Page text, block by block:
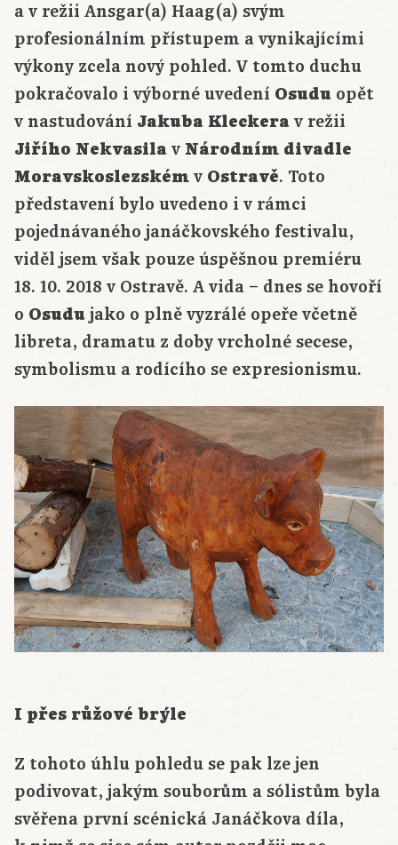
a v režii Ansgar(a) Haag(a) svým
profesionálním přístupem a vynikajícími
výkony zcela nový pohled. V tomto duchu
pokračovalo i výborné uvedení Osudu opět
v nastudování Jakuba Kleckerav režii
Jiřího Nekvasilav Národním divadle
Moravskoslezskémv Ostravě. Toto
představení bylo uvedeno i v rámci
pojednávaného janáčkovského festivalu,
viděl jsem však pouze úspěšnou premiéru
18. 10. 2018 v Ostravě. A vida – dnes se hovoří
o Osudujako o plně vyzrálé opeře včetně
libreta, dramatu z doby vrcholné secese,
symbolismu a rodícího se expresionismu.
I přes růžové brýle
Z tohoto úhlu pohledu se pak lze jen
podivovat, jakým souborům a sólistům byla
svěřena první scénická Janáčkova díla,